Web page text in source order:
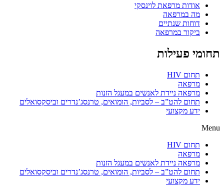
אודות מרפאת לוינסקי
מה במרפאה
דוחות שנתיים
ביקור במרפאה
תחומי פעילות
תחום HIV
מרפאה
מרפאה ניידת לאנשים במעגל הזנות
תחום להט”ב – לסביות, הומואים, טרנסג’נדרים וביסקסואלים
ידע מקצועי
Menu
תחום HIV
מרפאה
מרפאה ניידת לאנשים במעגל הזנות
תחום להט”ב – לסביות, הומואים, טרנסג’נדרים וביסקסואלים
ידע מקצועי